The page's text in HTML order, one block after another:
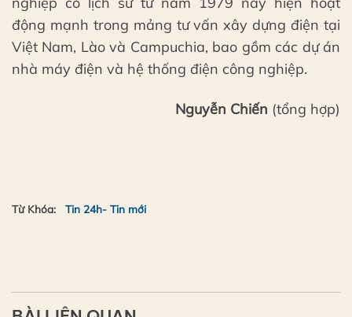
động mạnh trong mảng tư vấn xây dựng điện tại
Việt Nam, Lào và Campuchia, bao gồm các dự án
nhà máy điện và hệ thống điện công nghiệp.
Nguyễn Chiến (tổng hợp)
Từ Khóa: Tin 24h- Tin mới